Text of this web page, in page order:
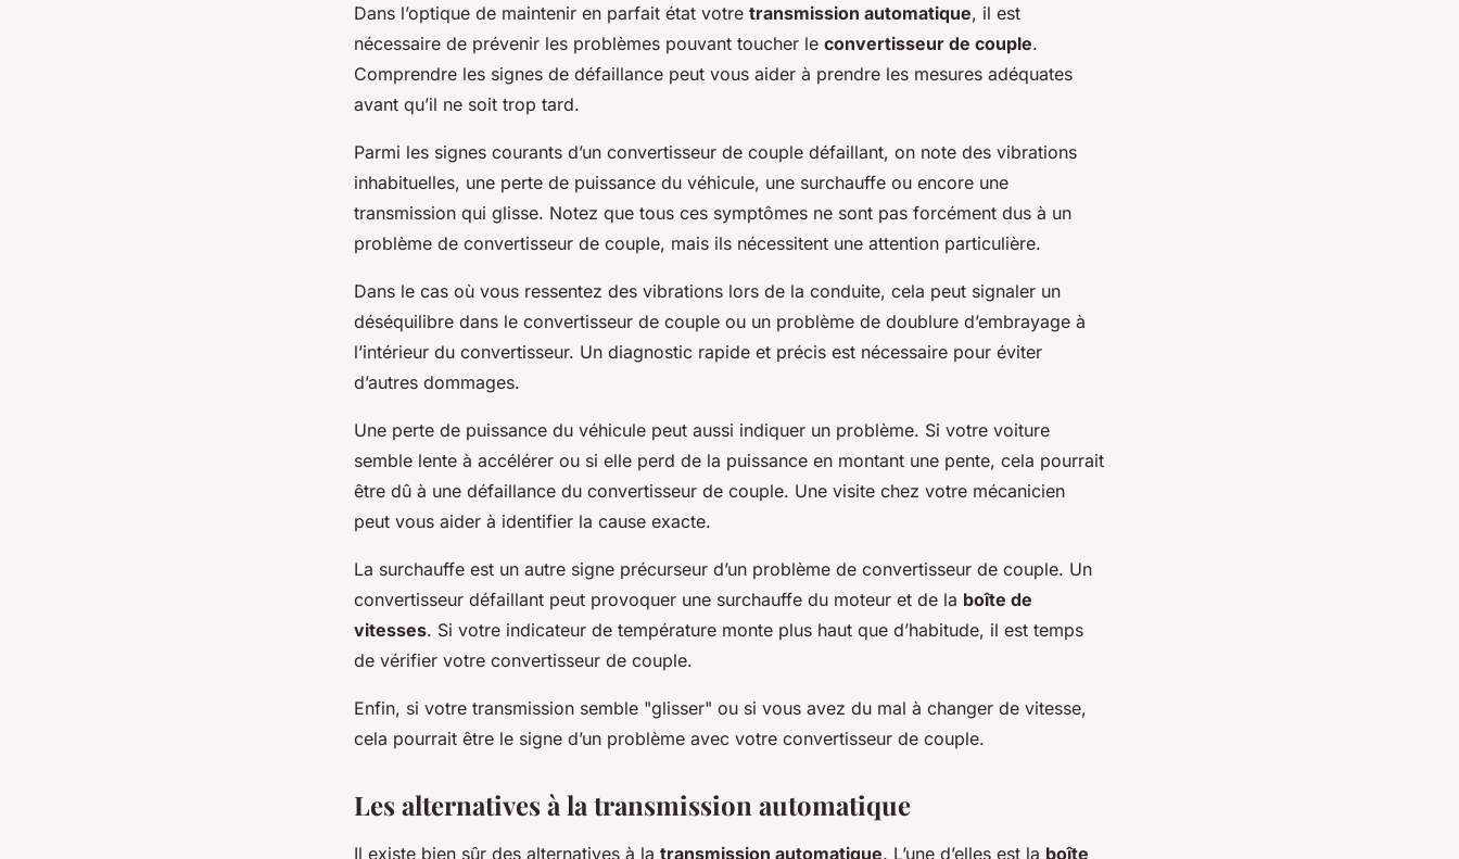
Dans l’optique de maintenir en parfait état votre transmission automatique, il est
nécessaire de prévenir les problèmes pouvant toucher le convertisseur de couple.
Comprendre les signes de défaillance peut vous aider à prendre les mesures adéquates
avant qu’il ne soit trop tard.
Parmi les signes courants d’un convertisseur de couple défaillant, on note des vibrations
inhabituelles, une perte de puissance du véhicule, une surchauffe ou encore une
transmission qui glisse. Notez que tous ces symptômes ne sont pas forcément dus à un
problème de convertisseur de couple, mais ils nécessitent une attention particulière.
Dans le cas où vous ressentez des vibrations lors de la conduite, cela peut signaler un
déséquilibre dans le convertisseur de couple ou un problème de doublure d’embrayage à
l’intérieur du convertisseur. Un diagnostic rapide et précis est nécessaire pour éviter
d’autres dommages.
Une perte de puissance du véhicule peut aussi indiquer un problème. Si votre voiture
semble lente à accélérer ou si elle perd de la puissance en montant une pente, cela pourrait
être dû à une défaillance du convertisseur de couple. Une visite chez votre mécanicien
peut vous aider à identifier la cause exacte.
La surchauffe est un autre signe précurseur d’un problème de convertisseur de couple. Un
convertisseur défaillant peut provoquer une surchauffe du moteur et de la boîte de
vitesses. Si votre indicateur de température monte plus haut que d’habitude, il est temps
de vérifier votre convertisseur de couple.
Enfin, si votre transmission semble "glisser" ou si vous avez du mal à changer de vitesse,
cela pourrait être le signe d’un problème avec votre convertisseur de couple.
Les alternatives à la transmission automatique
Il existe bien sûr des alternatives à la transmission automatique. L’une d’elles est la boîte